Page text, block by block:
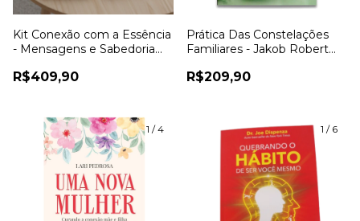
Kit Conexão com a Essência
- Mensagens e Sabedoria
R$409,90
Prática Das Constelações
Familiares - Jakob Robert
R$209,90
1 /4 1 / 6